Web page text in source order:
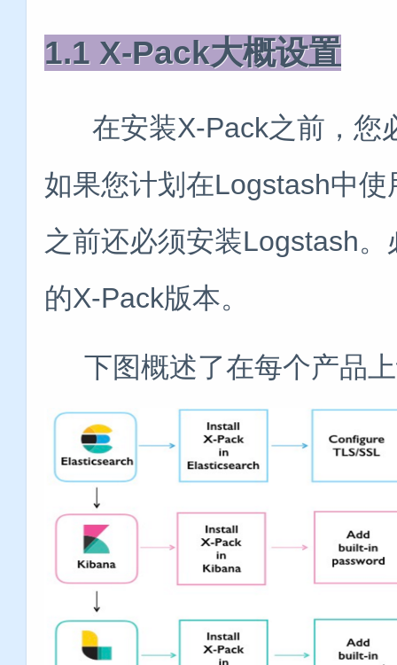
1.1 X-Pack大概设置
在安装X-Pack之前，您
如果您计划在Logstash中
之前还必须安装Logstash
的X-Pack版本。
下图概述了在每个产品